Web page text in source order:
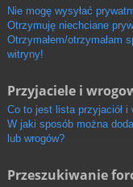
Nie mogę wysyłać
Otrzymuję niechciane
Otrzymałem/otrzymałam
witryny!
Przyjaciele i
Co to jest lista przyjaciół i
W jaki sposób można
lub wrogów?
Przeszukiwanie